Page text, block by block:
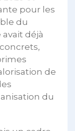
pour les
du
déjà
de
du